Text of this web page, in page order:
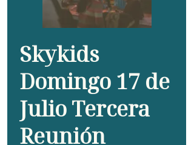
Skykids
Domingo 17 de
Julio Tercera
Reunión